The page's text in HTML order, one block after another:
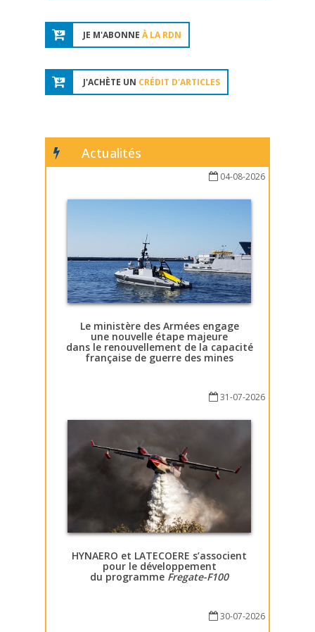
JE M'ABONNE À LA RDN
J'ACHÈTE UN CRÉDIT D'ARTICLES
Actualités
04-08-2026
Le ministère des Armées engage
une nouvelle étape majeure
dans le renouvellement de la capacité
française de guerre des mines
31-07-2026
HYNAERO et LATECOERE s’associent
pour le développement
du programme Fregate-F100
30-07-2026